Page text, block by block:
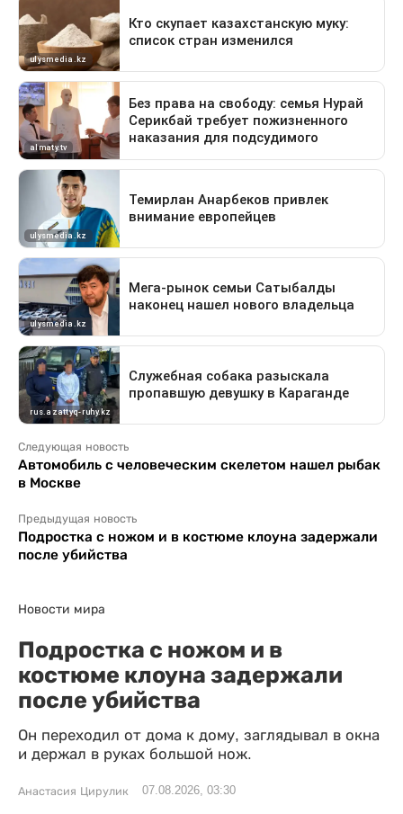
Следующая новость
Автомобиль с человеческим скелетом нашел рыбак
в Москве
Предыдущая новость
Подростка с ножом и в костюме клоуна задержали
после убийства
Новости мира
Подростка с ножом и в
костюме клоуна задержали
после убийства
Он переходил от дома к дому, заглядывал в окна
и держал в руках большой нож.
Анастасия Цирулик 07.08.2026, 03:30